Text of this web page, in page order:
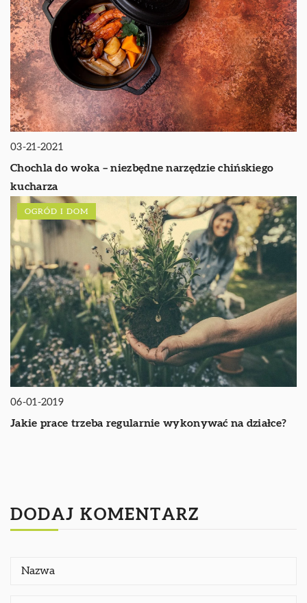
03-21-2021
Chochla do woka – niezbędne narzędzie chińskiego
kucharza
OGRÓD I DOM
06-01-2019
Jakie prace trzeba regularnie wykonywać na działce?
DODAJ KOMENTARZ